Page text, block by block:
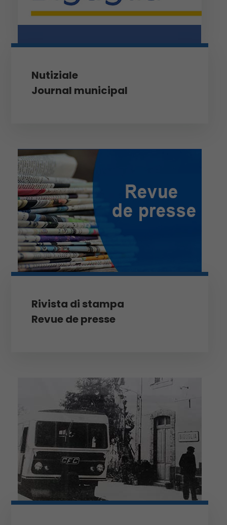
Nutiziale
Journal municipal
Rivista di stampa
Revue de presse